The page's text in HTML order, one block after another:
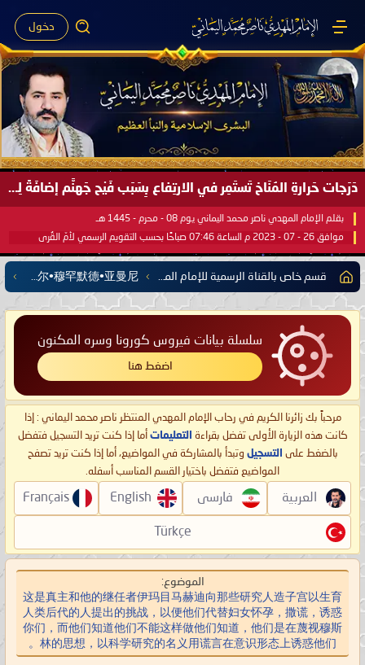
دخول
دَرَجات حَرارةِ المُنَاخ تَستَمِر في الارتِفاع بِسَبَب فَيْح جَهنَّم إضافَةً لِحرارةِ الشَّمس في مُحكَم القُرآن العَظيم ..
بقلم الإمام المهدي ناصر محمد اليماني يوم 08 - محرم - 1445 هـ
موافق 26 - 07 - 2023 م الساعة 07:46 صباحًا بحسب التقويم الرسمي لأمّ القُرى
سلسلة بيانات فيروس كورونا وسره المكنون
اضغط هنا
مرحباً بك زائرنا الكريم في رحاب الإمام المهدي المنتظر ناصر محمد اليماني : إذا
كانت هذه الزيارة الأولى تفضل بقراءة التعليمات أما إذا كنت تريد التسجيل فتفضل
بالضغط على التسجيل وتبدأ بالمشاركة في المواضيع، أما إذا كنت تريد تصفح
المواضيع فتفضل باختيار القسم المناسب أسفله.
العربية فارسی English
Français
Türkçe
الموضوع:
这是真主和他的继任者伊玛目马赫迪向那些研究人造子宫以生育
人类后代的人提出的挑战，以便他们代替妇女怀孕，撒谎，诱惑
你们，而他们知道他们不能这样做他们知道，他们是在蔑视穆斯
林的思想，以科学研究的名义用谎言在意识形态上诱惑他们。